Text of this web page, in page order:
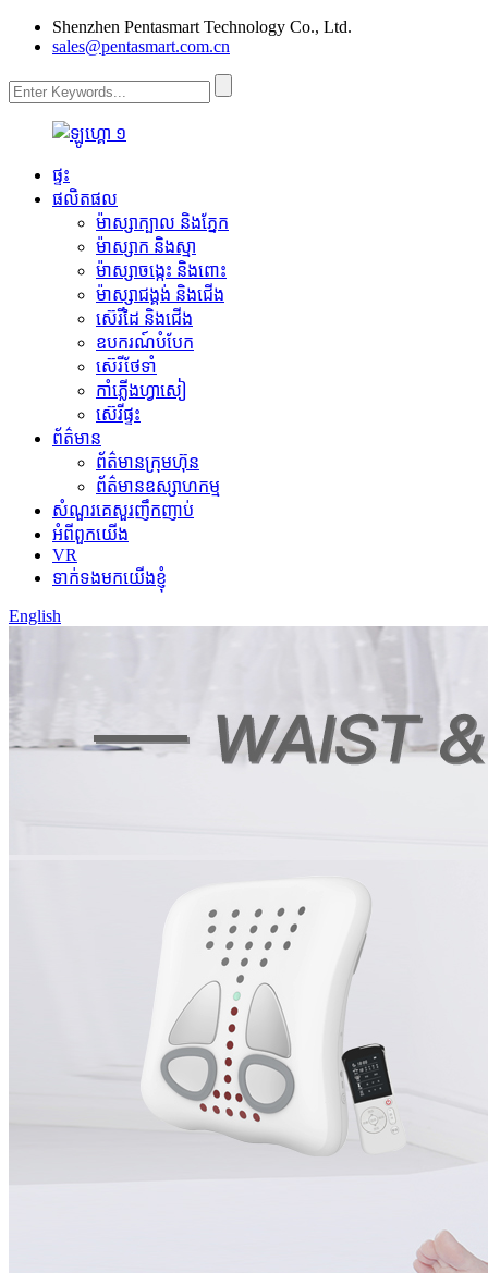
Shenzhen Pentasmart Technology Co., Ltd.
sales@pentasmart.com.cn
ផ្ទះ
ផលិតផល
ម៉ាស្សាក្បាល និងភ្នែក
ម៉ាស្សាក និងស្មា
ម៉ាស្សាចង្កេះ និងពោះ
ម៉ាស្សាជង្គង់ និងជើង
ស៊េរីដៃ និងជើង
ឧបករណ៍បំបែក
ស៊េរីថែទាំ
កាំភ្លើងហ្វាសៀ
ស៊េរីផ្ទះ
ព័ត៌មាន
ព័ត៌មានក្រុមហ៊ុន
ព័ត៌មានឧស្សាហកម្ម
សំណួរគេសួរញឹកញាប់
អំពីពួកយើង
VR
ទាក់ទងមកយើងខ្ញុំ
English